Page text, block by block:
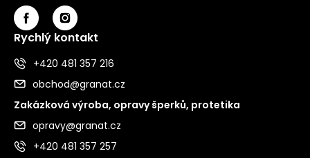
Rychlý kontakt
+420 481 357 216
obchod@granat.cz
Zakázková výroba, opravy šperků, protetika
opravy@granat.cz
+420 481 357 257